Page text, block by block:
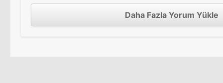
Daha Fazla Yorum Yükle